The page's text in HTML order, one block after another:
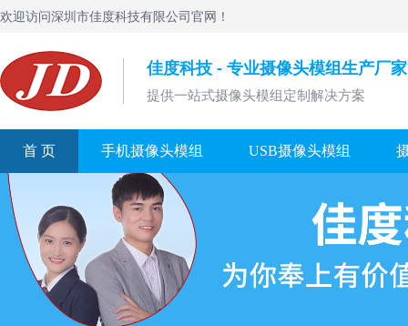
欢迎访问深圳市佳度科技有限公司官网！
佳度科技 - 专业摄像头模组生产厂家
提供一站式摄像头模组定制解决方案
首 页 手机摄像头模组 USB摄像头模组